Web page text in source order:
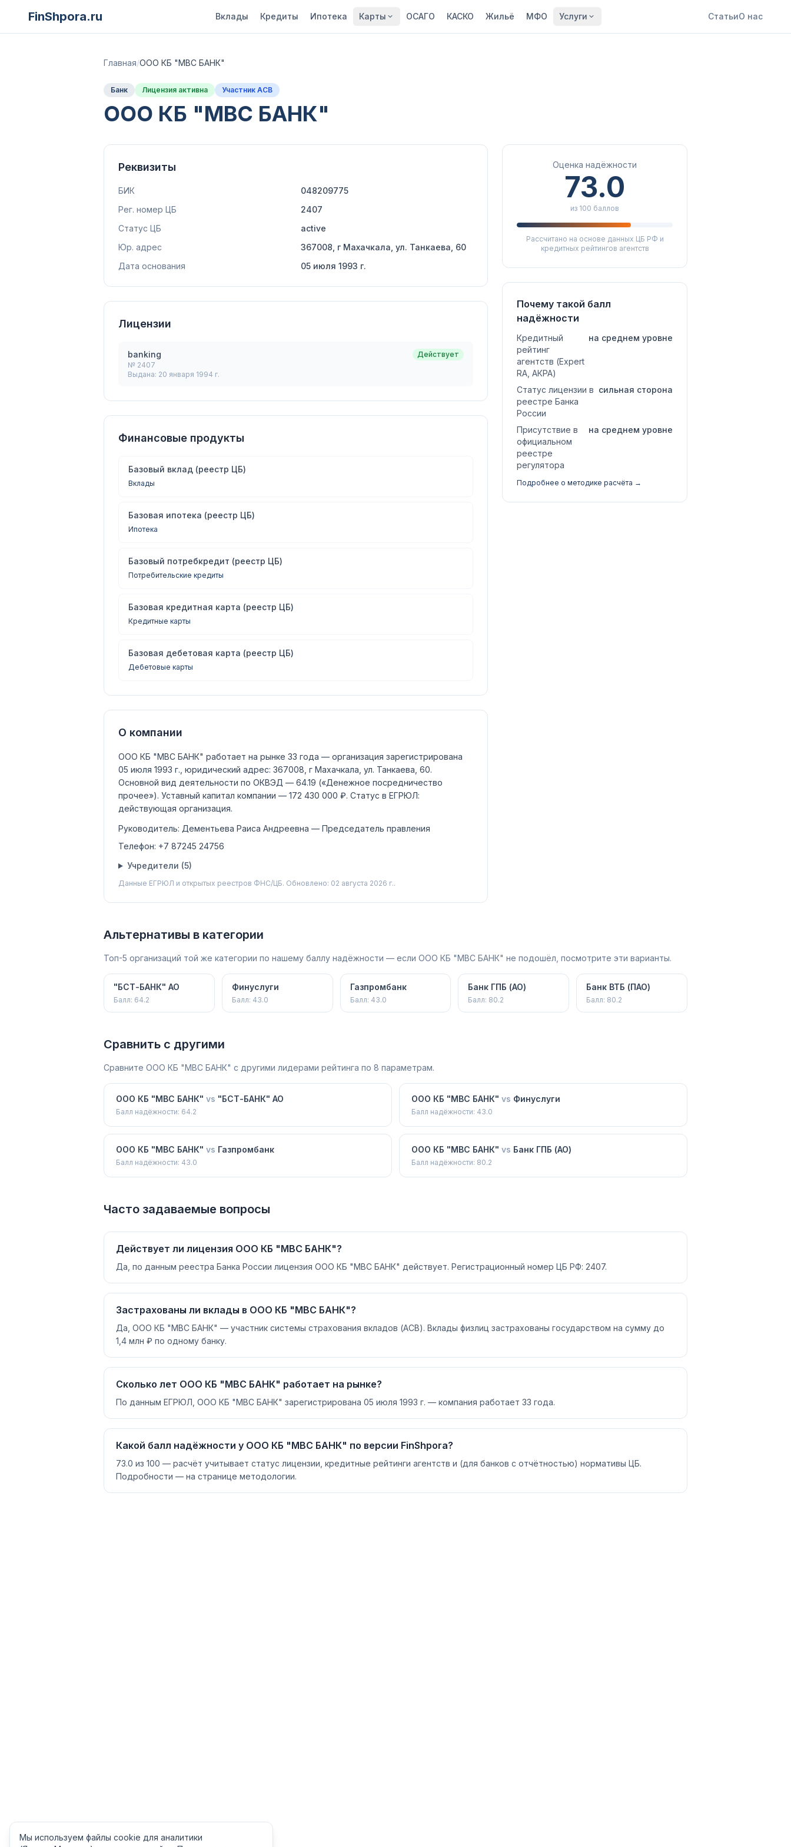
FinShpora.ru Вклады Кредиты Ипотека Карты ОСАГО КАСКО Жильё МФО Услуги СтатьиО нас
Главная/ООО КБ "МВС БАНК"
Банк Лицензия активна Участник АСВ
ООО КБ "МВС БАНК"
Реквизиты
БИК
048209775
Рег. номер ЦБ
2407
Статус ЦБ
active
Юр. адрес
367008, г Махачкала, ул. Танкаева, 60
Дата основания
05 июля 1993 г.
Лицензии
banking
№ 2407
Выдана: 20 января 1994 г.
Действует
Финансовые продукты
Базовый вклад (реестр ЦБ)
Вклады
Базовая ипотека (реестр ЦБ)
Ипотека
Базовый потребкредит (реестр ЦБ)
Потребительские кредиты
Базовая кредитная карта (реестр ЦБ)
Кредитные карты
Базовая дебетовая карта (реестр ЦБ)
Дебетовые карты
О компании
ООО КБ "МВС БАНК" работает на рынке 33 года — организация зарегистрирована
05 июля 1993 г., юридический адрес: 367008, г Махачкала, ул. Танкаева, 60.
Основной вид деятельности по ОКВЭД — 64.19 («Денежное посредничество
прочее»). Уставный капитал компании — 172 430 000 ₽. Статус в ЕГРЮЛ:
действующая организация.
Руководитель: Дементьева Раиса Андреевна — Председатель правления
Телефон: +7 87245 24756
Учредители (5)
Данные ЕГРЮЛ и открытых реестров ФНС/ЦБ. Обновлено: 02 августа 2026 г..
Оценка надёжности
73.0
из 100 баллов
Рассчитано на основе данных ЦБ РФ и
кредитных рейтингов агентств
Почему такой балл
надёжности
Кредитный
рейтинг
агентств (Expert
RA, АКРА)
на среднем уровне
Статус лицензии в
реестре Банка
России
сильная сторона
Присутствие в
официальном
реестре
регулятора
на среднем уровне
Подробнее о методике расчёта →
Альтернативы в категории
Топ-5 организаций той же категории по нашему баллу надёжности — если ООО КБ "МВС БАНК" не подошёл, посмотрите эти варианты.
"БСТ-БАНК" АО
Балл: 64.2
Финуслуги
Балл: 43.0
Газпромбанк
Балл: 43.0
Банк ГПБ (АО)
Балл: 80.2
Банк ВТБ (ПАО)
Балл: 80.2
Сравнить с другими
Сравните ООО КБ "МВС БАНК" с другими лидерами рейтинга по 8 параметрам.
ООО КБ "МВС БАНК" vs "БСТ-БАНК" АО
Балл надёжности: 64.2
ООО КБ "МВС БАНК" vs Финуслуги
Балл надёжности: 43.0
ООО КБ "МВС БАНК" vs Газпромбанк
Балл надёжности: 43.0
ООО КБ "МВС БАНК" vs Банк ГПБ (АО)
Балл надёжности: 80.2
Часто задаваемые вопросы
Действует ли лицензия ООО КБ "МВС БАНК"?
Да, по данным реестра Банка России лицензия ООО КБ "МВС БАНК" действует. Регистрационный номер ЦБ РФ: 2407.
Застрахованы ли вклады в ООО КБ "МВС БАНК"?
Да, ООО КБ "МВС БАНК" — участник системы страхования вкладов (АСВ). Вклады физлиц застрахованы государством на сумму до
1,4 млн ₽ по одному банку.
Сколько лет ООО КБ "МВС БАНК" работает на рынке?
По данным ЕГРЮЛ, ООО КБ "МВС БАНК" зарегистрирована 05 июля 1993 г. — компания работает 33 года.
Какой балл надёжности у ООО КБ "МВС БАНК" по версии FinShpora?
73.0 из 100 — расчёт учитывает статус лицензии, кредитные рейтинги агентств и (для банков с отчётностью) нормативы ЦБ.
Подробности — на странице методологии.
Мы используем файлы cookie для аналитики